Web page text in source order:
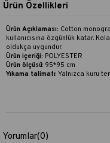
Ürün Özellikleri
Ürün Açıklaması: Cotton
kullanıcısına özgünlük katar.
oldukça uygundur.
Ürün içeriği: POLYESTER
Ürün ölçüsü: 95*95 cm
Yıkama talimatı: Yalnızca kuru
Yorumlar(0)